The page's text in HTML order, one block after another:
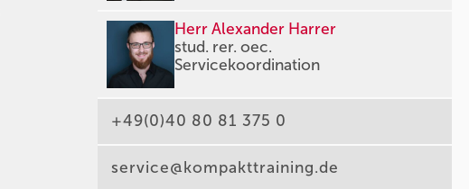
Herr Alexander Harrer
stud. rer. oec.
Servicekoordination
+49(0)40 80 81 375 0
service@kompakttraining.de